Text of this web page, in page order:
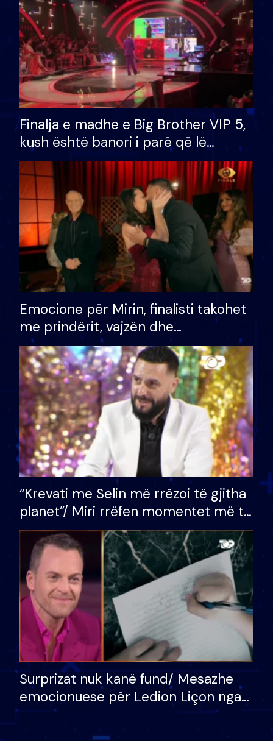
Finalja e madhe e Big Brother VIP 5,
kush është banori i parë që lë
shtëpinë dhe humb mundësinë për
të fituar çmimin e madh
Emocione për Mirin, finalisti takohet
me prindërit, vajzën dhe
bashkëshorten: S’kemi ndonjë letër
divorci apo jo?
“Krevati me Selin më rrëzoi të gjitha
planet”/ Miri rrëfen momentet më të
bukura në shtëpinë e BB VIP: Do më
mungojë zilja e mëngjesit kur…
Surprizat nuk kanë fund/ Mesazhe
emocionuese për Ledion Liçon nga
nëna dhe fëmijët e tij, moderatori
nuk i mban dot lotët: Nuk meritoj…